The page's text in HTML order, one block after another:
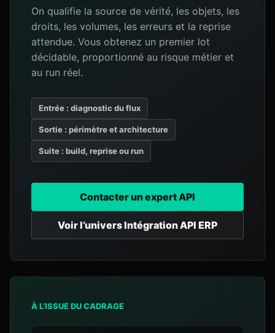
On qualifie la source de vérité, les objets, les
droits, les volumes, les erreurs et la reprise
attendue. Vous obtenez un premier lot
décidable, proportionné au risque métier et
au run réel.
Entrée : diagnostic du flux
Sortie : périmètre et architecture
Suite : build, reprise ou run
Contacter un expert API
Voir l’univers Intégration API ERP
À L’ISSUE DU CADRAGE